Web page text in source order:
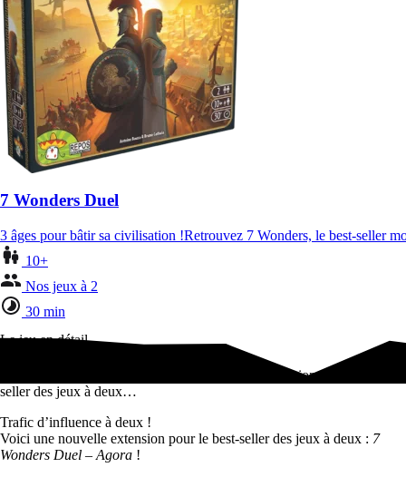
7 Wonders Duel
3 âges pour bâtir sa civilisation !Retrouvez 7 Wonders, le best-seller
10+
Nos jeux à 2
30 min
Le jeu en détail
Trafic d’influence à deux !Voici une nouvelle extension pour le best-
seller des jeux à deux…
Trafic d’influence à deux !
Voici une nouvelle extension pour le best-seller des jeux à deux : 7
Wonders Duel – Agora !